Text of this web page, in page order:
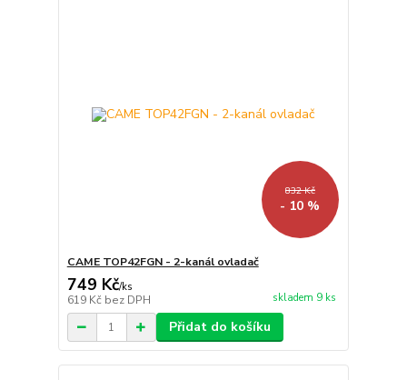
832 Kč
- 10 %
CAME TOP42FGN - 2-kanál ovladač
749 Kč/ks
619 Kč bez DPH skladem 9 ks
Přidat do košíku